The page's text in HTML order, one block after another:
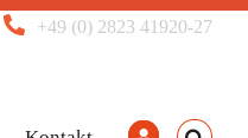
+49 (0) 2823 41920-27